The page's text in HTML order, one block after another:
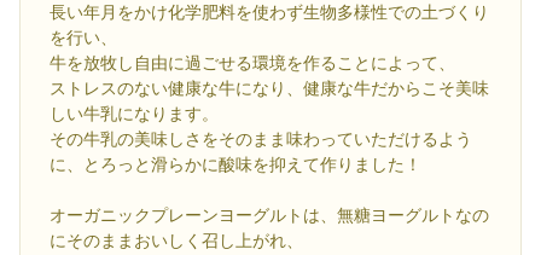
長い年月をかけ化学肥料を使わず生物多様性での土づくり
を行い、
牛を放牧し自由に過ごせる環境を作ることによって、
ストレスのない健康な牛になり、健康な牛だからこそ美味
しい牛乳になります。
その牛乳の美味しさをそのまま味わっていただけるよう
に、とろっと滑らかに酸味を抑えて作りました！
オーガニックプレーンヨーグルトは、無糖ヨーグルトなの
にそのままおいしく召し上がれ、